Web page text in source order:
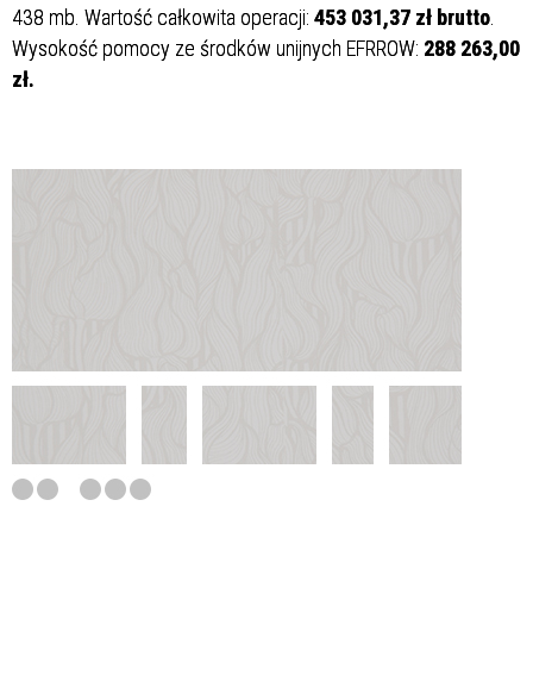
438 mb. Wartość całkowita operacji: 453 031,37 zł brutto
Wysokość pomocy ze środków unijnych EFRROW: 288 263,00
zł.